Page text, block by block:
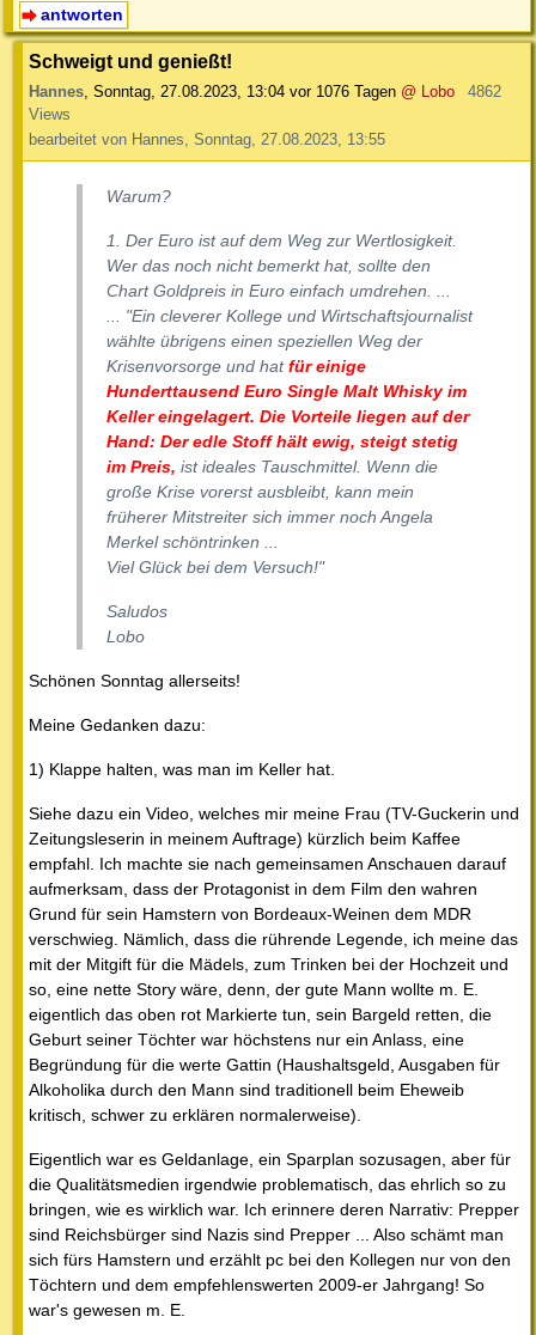
antworten
Schweigt und genießt!
Hannes, Sonntag, 27.08.2023, 13:04 vor 1076 Tagen @ Lobo
4862
Views
bearbeitet von Hannes, Sonntag, 27.08.2023, 13:55
Warum?
1. Der Euro ist auf dem Weg zur Wertlosigkeit.
Wer das noch nicht bemerkt hat, sollte den
Chart Goldpreis in Euro einfach umdrehen. ...
... "Ein cleverer Kollege und Wirtschaftsjournalist
wählte übrigens einen speziellen Weg der
Krisenvorsorge und hatfür einige
Hunderttausend Euro Single Malt Whisky im
Keller eingelagert. Die Vorteile liegen auf der
Hand: Der edle Stoff hält ewig, steigt stetig
im Preis, ist ideales Tauschmittel. Wenn die
große Krise vorerst ausbleibt, kann mein
früherer Mitstreiter sich immer noch Angela
Merkel schöntrinken ...
Viel Glück bei dem Versuch!"
Saludos
Lobo
Schönen Sonntag allerseits!
Meine Gedanken dazu:
1) Klappe halten, was man im Keller hat.
Siehe dazu ein Video, welches mir meine Frau (TV-Guckerin und
Zeitungsleserin in meinem Auftrage) kürzlich beim Kaffee
empfahl. Ich machte sie nach gemeinsamen Anschauen darauf
aufmerksam, dass der Protagonist in dem Film den wahren
Grund für sein Hamstern von Bordeaux-Weinen dem MDR
verschwieg. Nämlich, dass die rührende Legende, ich meine das
mit der Mitgift für die Mädels, zum Trinken bei der Hochzeit und
so, eine nette Story wäre, denn, der gute Mann wollte m. E.
eigentlich das oben rot Markierte tun, sein Bargeld retten, die
Geburt seiner Töchter war höchstens nur ein Anlass, eine
Begründung für die werte Gattin (Haushaltsgeld, Ausgaben für
Alkoholika durch den Mann sind traditionell beim Eheweib
kritisch, schwer zu erklären normalerweise).
Eigentlich war es Geldanlage, ein Sparplan sozusagen, aber für
die Qualitätsmedien irgendwie problematisch, das ehrlich so zu
bringen, wie es wirklich war. Ich erinnere deren Narrativ: Prepper
sind Reichsbürger sind Nazis sind Prepper ... Also schämt man
sich fürs Hamstern und erzählt pc bei den Kollegen nur von den
Töchtern und dem empfehlenswerten 2009-er Jahrgang! So
war's gewesen m. E.